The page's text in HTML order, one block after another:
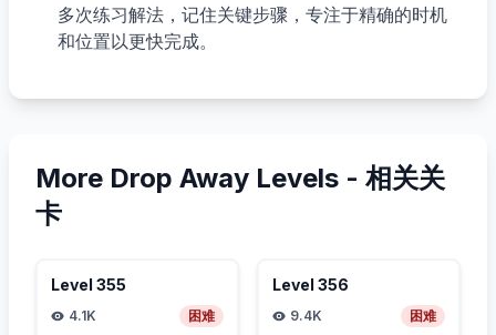
多次练习解法，记住关键步骤，专注于精确的时机
和位置以更快完成。
More Drop Away Levels - 相关关
卡
Level 355
4.1K 困难
Level 356
9.4K 困难